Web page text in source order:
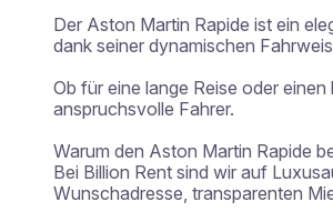
Der Aston Martin Rapide ist ein
dank seiner dynamischen
Ob für eine lange Reise oder
anspruchsvolle Fahrer.
Warum den Aston Martin Rapide
Bei Billion Rent sind wir auf
Wunschadresse, transparenten